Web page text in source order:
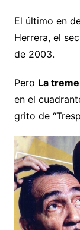
El último en
Herrera, el
de 2003.
Pero La
en el
grito de